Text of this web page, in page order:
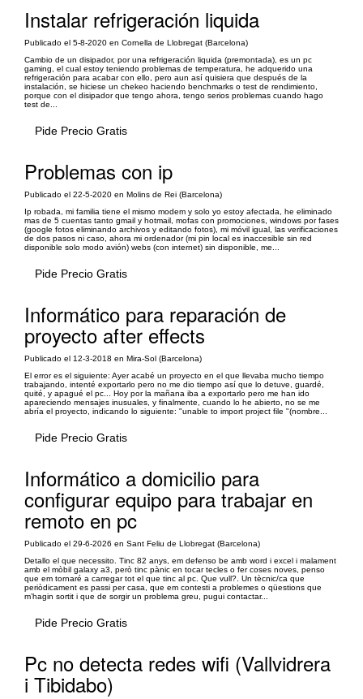
Instalar refrigeración liquida
Publicado el 5-8-2020 en Cornella de Llobregat (Barcelona)
Cambio de un disipador, por una refrigeración liquida (premontada), es un pc
gaming, el cual estoy teniendo problemas de temperatura, he adquerido una
refrigeración para acabar con ello, pero aun así quisiera que después de la
instalación, se hiciese un chekeo haciendo benchmarks o test de rendimiento,
porque con el disipador que tengo ahora, tengo serios problemas cuando hago
test de...
Pide Precio Gratis
Problemas con ip
Publicado el 22-5-2020 en Molins de Rei (Barcelona)
Ip robada, mi familia tiene el mismo modem y solo yo estoy afectada, he eliminado
mas de 5 cuentas tanto gmail y hotmail, mofas con promociones, windows por fases
(google fotos eliminando archivos y editando fotos), mi móvil igual, las verificaciones
de dos pasos ni caso, ahora mi ordenador (mi pin local es inaccesible sin red
disponible solo modo avión) webs (con internet) sin disponible, me...
Pide Precio Gratis
Informático para reparación de
proyecto after effects
Publicado el 12-3-2018 en Mira-Sol (Barcelona)
El error es el siguiente: Ayer acabé un proyecto en el que llevaba mucho tiempo
trabajando, intenté exportarlo pero no me dio tiempo así que lo detuve, guardé,
quité, y apagué el pc... Hoy por la mañana iba a exportarlo pero me han ido
apareciendo mensajes inusuales, y finalmente, cuando lo he abierto, no se me
abría el proyecto, indicando lo siguiente: "unable to import project file "(nombre...
Pide Precio Gratis
Informático a domicilio para
configurar equipo para trabajar en
remoto en pc
Publicado el 29-6-2026 en Sant Feliu de Llobregat (Barcelona)
Detallo el que necessito. Tinc 82 anys, em defenso be amb word i excel i malament
amb el mòbil galaxy a3, però tinc pànic en tocar tecles o fer coses noves, penso
que em tornaré a carregar tot el que tinc al pc. Que vull?. Un tècnic/ca que
periòdicament es passi per casa, que em contesti a problemes o qüestions que
m’hagin sortit i que de sorgir un problema greu, pugui contactar...
Pide Precio Gratis
Pc no detecta redes wifi (Vallvidrera
i Tibidabo)